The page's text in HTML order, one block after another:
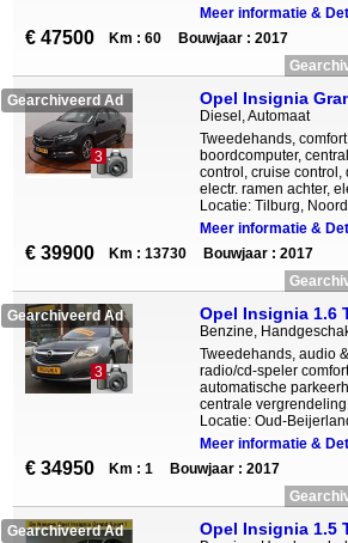
Meer informatie &
€ 47500 Km : 60
Bouwjaar : 2017
Gearchiveerd Ad
3
Diesel, Automaat
Tweedehands,
boordcomputer,
control, cruise
electr. ramen achter,
Locatie: Tilburg,
Meer informatie &
€ 39900 Km : 13730
Bouwjaar : 2017
Gearchiveerd Ad
3
Benzine,
Tweedehands, audio
radio/cd-speler
automatische
centrale
Locatie: Oud-
Meer informatie &
€ 34950 Km : 1
Bouwjaar : 2017
Gearchiveerd Ad